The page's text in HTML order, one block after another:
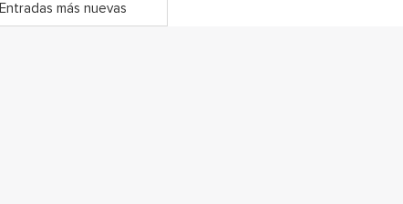
Entradas más nuevas